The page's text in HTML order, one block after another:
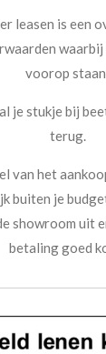
leasen is een
voorop
je stukje bij
terug.
van het
buiten je
showroom uit
betaling goed